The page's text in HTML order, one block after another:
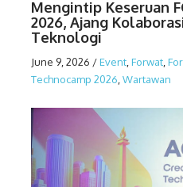
Mengintip Keseruan
2026, Ajang
Teknologi
June 9, 2026 /Event,Forwat,
Technocamp 2026,Wartawan